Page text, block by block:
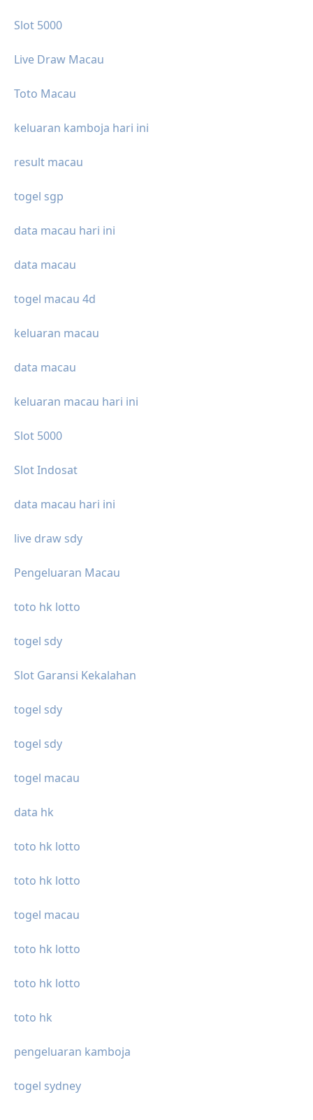
Slot 5000
Live Draw Macau
Toto Macau
keluaran kamboja hari ini
result macau
togel sgp
data macau hari ini
data macau
togel macau 4d
keluaran macau
data macau
keluaran macau hari ini
Slot 5000
Slot Indosat
data macau hari ini
live draw sdy
Pengeluaran Macau
toto hk lotto
togel sdy
Slot Garansi Kekalahan
togel sdy
togel sdy
togel macau
data hk
toto hk lotto
toto hk lotto
togel macau
toto hk lotto
toto hk lotto
toto hk
pengeluaran kamboja
togel sydney